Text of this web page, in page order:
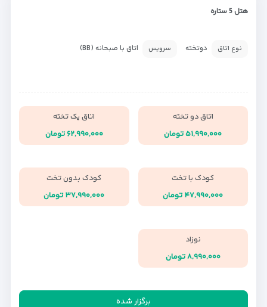
هتل 5 ستاره
نوع اتاق دوتخته سرویس اتاق با صبحانه (BB)
اتاق دو تخته
۵۱,۹۹۰,۰۰۰ تومان
اتاق یک تخته
۶۲,۹۹۰,۰۰۰ تومان
کودک با تخت
۴۷,۹۹۰,۰۰۰ تومان
کودک بدون تخت
۳۷,۹۹۰,۰۰۰ تومان
نوزاد
۸,۹۹۰,۰۰۰ تومان
برگزار شده